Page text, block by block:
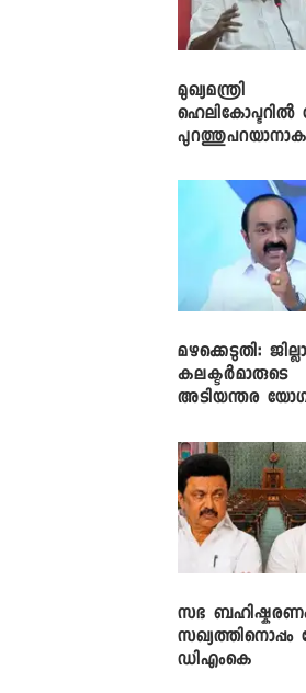
മുഖ്യമന്ത്രി
ഗോവിന്ദൻ
മഴക്കെടുതി: ജില്ലാ
കലക്ടർമാരുടെ
അടിയന്തര
സഭ
സഖ്യത്തിനൊപ്പം
ഡിഎംകെ